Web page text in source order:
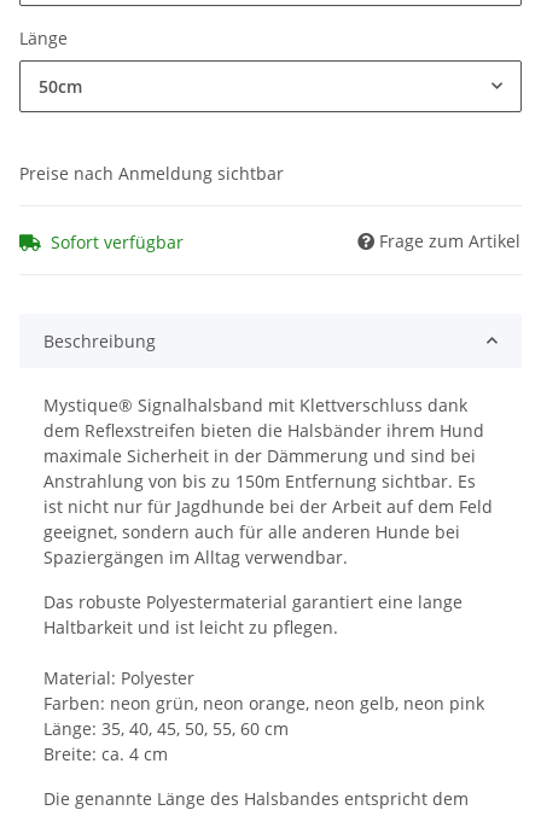
Länge
50cm
Preise nach Anmeldung sichtbar
Sofort verfügbar Frage zum Artikel
Beschreibung
Mystique® Signalhalsband mit Klettverschluss dank
dem Reflexstreifen bieten die Halsbänder ihrem Hund
maximale Sicherheit in der Dämmerung und sind bei
Anstrahlung von bis zu 150m Entfernung sichtbar. Es
ist nicht nur für Jagdhunde bei der Arbeit auf dem Feld
geeignet, sondern auch für alle anderen Hunde bei
Spaziergängen im Alltag verwendbar.
Das robuste Polyestermaterial garantiert eine lange
Haltbarkeit und ist leicht zu pflegen.
Material: Polyester
Farben: neon grün, neon orange, neon gelb, neon pink
Länge: 35, 40, 45, 50, 55, 60 cm
Breite: ca. 4 cm
Die genannte Länge des Halsbandes entspricht dem